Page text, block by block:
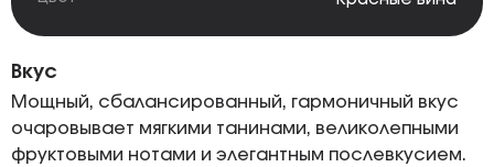
Вкус
Мощный, сбалансированный, гармоничный вкус
очаровывает мягкими танинами, великолепными
фруктовыми нотами и элегантным послевкусием.